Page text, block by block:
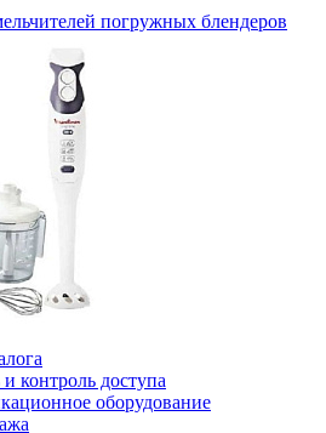
погружных блендеров
и контроль доступа
оборудование